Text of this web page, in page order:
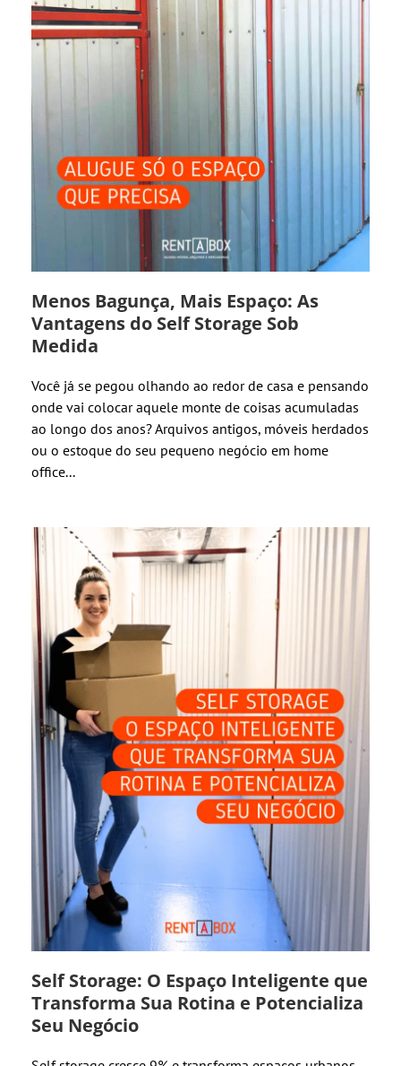
Menos Bagunça, Mais Espaço: As
Vantagens do Self Storage Sob
Medida
Você já se pegou olhando ao redor de casa e pensando
onde vai colocar aquele monte de coisas acumuladas
ao longo dos anos? Arquivos antigos, móveis herdados
ou o estoque do seu pequeno negócio em home
office...
Self Storage: O Espaço Inteligente que
Transforma Sua Rotina e Potencializa
Seu Negócio